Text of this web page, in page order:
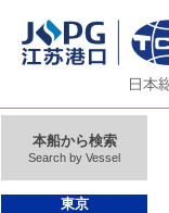
本船から検索
Search by Vessel
東京